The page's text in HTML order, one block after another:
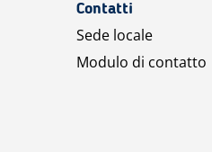
Contatti
Sede locale
Modulo di contatto